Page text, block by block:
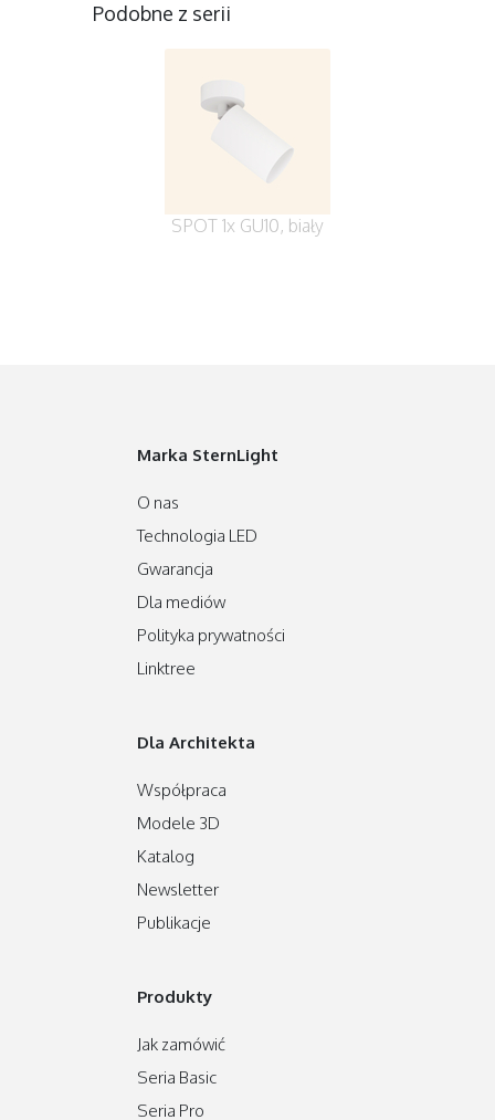
Podobne z serii
SPOT 1x GU10, biały
Marka SternLight
O nas
Technologia LED
Gwarancja
Dla mediów
Polityka prywatności
Linktree
Dla Architekta
Współpraca
Modele 3D
Katalog
Newsletter
Publikacje
Produkty
Jak zamówić
Seria Basic
Seria Pro